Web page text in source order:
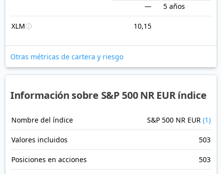
—
5 años
XLM 10,15
Otras métricas de cartera y riesgo
Información sobre S&P 500 NR EUR índice
Nombre del índice S&P 500 NR EUR (1)
Valores incluidos 503
Posiciones en acciones 503